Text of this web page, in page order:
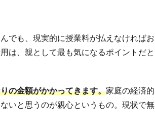
でも、現実的に授業料が払えなければお
は、親として最も気になるポイントだと
の金額がかかってきます。家庭の経済的
いと思うのが親心というもの。現状で無